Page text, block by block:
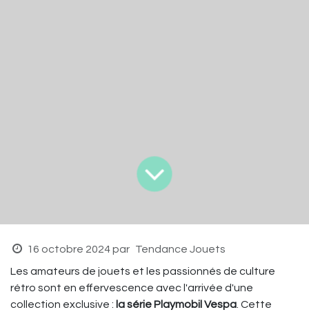
16 octobre 2024 par Tendance Jouets
Les amateurs de jouets et les passionnés de culture
rétro sont en effervescence avec l'arrivée d'une
collection exclusive : la série Playmobil Vespa. Cette